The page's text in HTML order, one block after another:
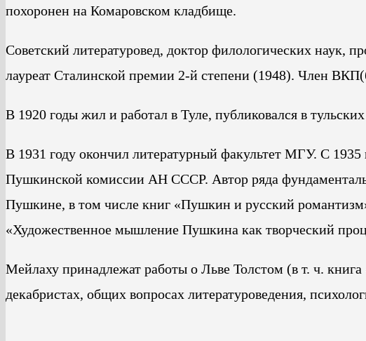
похоронен на Комаровском кладбище.
Советский литературовед, доктор филологических наук,
лауреат Сталинской премии 2-й степени (1948). Член
В 1920 годы жил и работал в Туле, публиковался в тульских
В 1931 году окончил литературный факультет МГУ. С
Пушкинской комиссии АН СССР. Автор ряда
Пушкине, в том числе книг «Пушкин и русский
«Художественное мышление Пушкина как творческий
Мейлаху принадлежат работы о Льве Толстом (в т. ч.
декабристах, общих вопросах литературоведения,